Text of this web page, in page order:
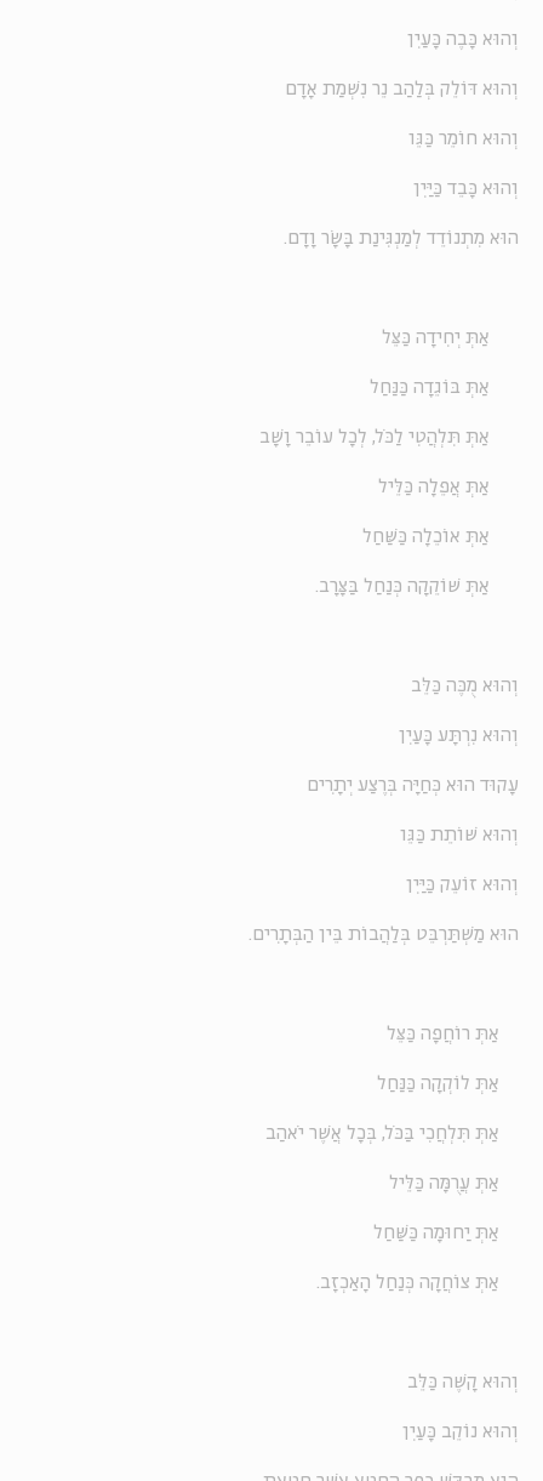
וְהוּא כָּבֶה כָּעַיִן
וְהוּא דּוֹלֵק בְּלַהַב נֵר נִשְׁמַת אָדָם
וְהוּא חוֹמֵר כַּגֵּו
וְהוּא כָּבֵד כַּיַּיִן
הוּא מִתְנוֹדֵד לְמַנְגִּינַת בָּשָׂר וָדָם.
אַתְּ יְחִידָה כַּצֵּל
אַתְּ בּוֹגֵדָה כַּנַּחַל
אַתְּ תִּלְהֲטִי לַכֹּל, לְכָל עוֹבֵר וָשָׁב
אַתְּ אֲפֵלָה כַּלֵּיל
אַתְּ אוֹכֵלָה כַּשַּׁחַל
אַתְּ שׁוֹקֵקָה כְּנַחַל בַּצָּרָב.
וְהוּא מֻכֶּה כַּלֵּב
וְהוּא נִרְתָּע כָּעַיִן
עָקוּד הוּא כְּחַיָּה בְּרֶצַע יְתָרִים
וְהוּא שׁוֹתֵת כַּגֵּו
וְהוּא זוֹעֵק כַּיַּיִן
הוּא מַשְׁתַּרְבֵּט בְּלַהֲבוֹת בֵּין הַבְּתָרִים.
אַתְּ רוֹחֲפָה כַּצֵּל
אַתְּ לוֹקְקָה כַּנַּחַל
אַתְּ תִּלְחֲכִי בַּכֹּל, בְּכָל אֲשֶׁר יֹאהַב
אַתְּ עֲרֻמָּה כַּלֵּיל
אַתְּ יַחוּמָה כַּשַּׁחַל
אַתְּ צוֹחֲקָה כְּנַחַל הָאַכְזָב.
וְהוּא קָשֶׁה כַּלֵּב
וְהוּא נוֹקֵב כָּעַיִן